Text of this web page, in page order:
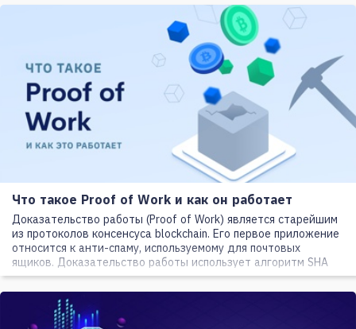
Что такое Proof of Work и как он работает
Доказательство работы (Proof of Work) является старейшим
из протоколов консенсуса blockchain. Его первое приложение
относится к анти-спаму, используемому для почтовых
ящиков. Доказательство работы использует алгоритм SHA
256, как и протокол Bitcoin уже более 10 лет.